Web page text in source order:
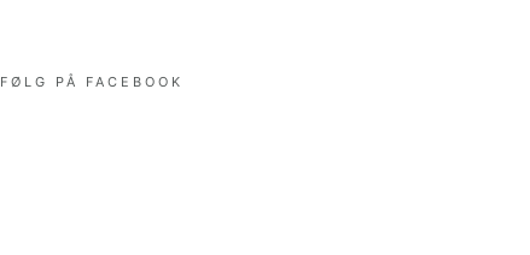
FØLG PÅ FACEBOOK